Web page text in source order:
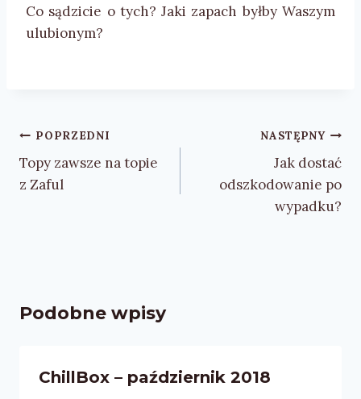
Co sądzicie o tych? Jaki zapach byłby Waszym
ulubionym?
Nawigacja
wpisu
POPRZEDNI
Topy zawsze na topie
z Zaful
NASTĘPNY
Jak dostać
odszkodowanie po
wypadku?
Podobne wpisy
ChillBox – październik 2018